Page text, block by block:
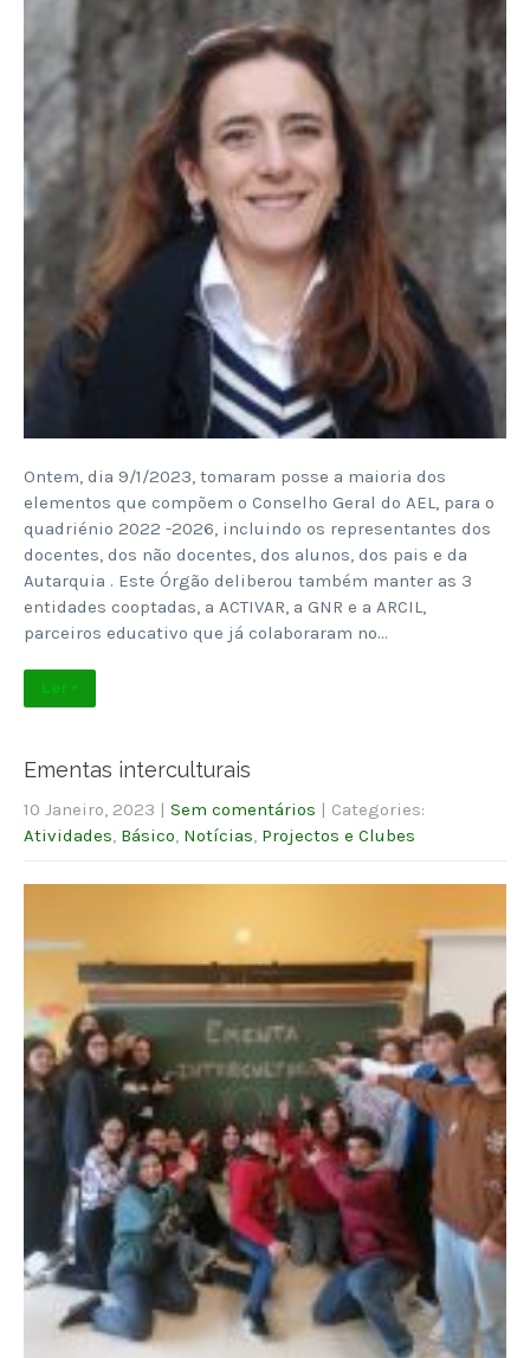
Ontem, dia 9/1/2023, tomaram posse a maioria dos
elementos que compõem o Conselho Geral do AEL, para o
quadriénio 2022 -2026, incluindo os representantes dos
docentes, dos não docentes, dos alunos, dos pais e da
Autarquia . Este Órgão deliberou também manter as 3
entidades cooptadas, a ACTIVAR, a GNR e a ARCIL,
parceiros educativo que já colaboraram no…
Ler +
Ementas interculturais
10 Janeiro, 2023 | Sem comentários | Categories:
Atividades Básico Notícias Projectos e Clubes